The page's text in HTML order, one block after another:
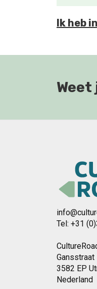
Ik heb
Tel: +31
Gansstraat
3582 EP
Nederland